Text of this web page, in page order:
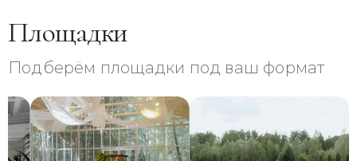
Площадки
Подберём площадки под ваш формат